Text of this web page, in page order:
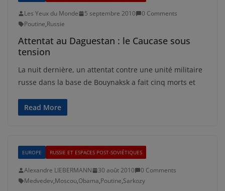
Les Yeux du Monde 5 septembre 2010
0 Comments
Poutine,Russie
Attentat au Daguestan : le Caucase sous
tension
La nuit dernière, un attentat contre une unité militaire
russe dans la base de Bouynaksk a fait cinq morts et
Read More
EUROPE RUSSIE ET ESPACES POST-SOVIÉTIQUES
Alexandre LIEBERMANN 30 août 2010
0 Comments
Medvedev,Moscou,Obama,Poutine,Sarkozy